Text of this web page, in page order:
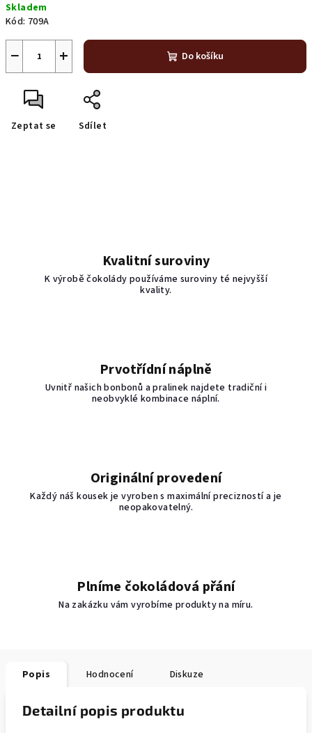
cena:
Skladem
Kód: 709A
+
− Do košíku
Zeptat se Sdílet
Kvalitní suroviny
K výrobě čokolády používáme suroviny té nejvyšší
kvality.
Prvotřídní náplně
Uvnitř našich bonbonů a pralinek najdete tradiční i
neobvyklé kombinace náplní.
Originální provedení
Každý náš kousek je vyroben s maximální precizností a je
neopakovatelný.
Plníme čokoládová přání
Na zakázku vám vyrobíme produkty na míru.
Popis Hodnocení Diskuze
Detailní popis produktu